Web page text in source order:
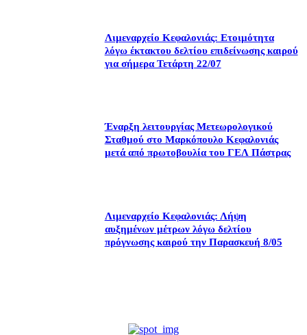
Λιμεναρχείο Κεφαλονιάς: Ετοιμότητα
λόγω έκτακτου δελτίου επιδείνωσης καιρού
για σήμερα Τετάρτη 22/07
Έναρξη λειτουργίας Μετεωρολογικού
Σταθμού στο Μαρκόπουλο Κεφαλονιάς
μετά από πρωτοβουλία του ΓΕΛ Πάστρας
Λιμεναρχείο Κεφαλονιάς: Λήψη
αυξημένων μέτρων λόγω δελτίου
πρόγνωσης καιρού την Παρασκευή 8/05